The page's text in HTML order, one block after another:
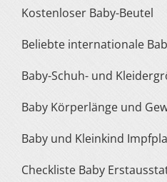
Kostenloser Baby-Beutel
Beliebte internationale
Baby-Schuh- und
Baby Körperlänge und
Baby und Kleinkind
Checkliste Baby